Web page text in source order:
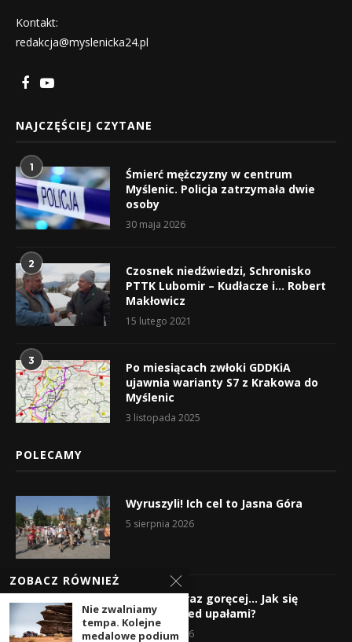
Kontakt:
redakcja@myslenicka24.pl
NAJCZĘŚCIEJ CZYTANE
1
Śmierć mężczyzny w centrum
Myślenic. Policja zatrzymała dwie
osoby
30 maja 2026
2
Czosnek niedźwiedzi, Schronisko
PTTK Lubomir – Kudłacze i… Robert
Makłowicz
15 lutego 2021
3
Po miesiącach zwłoki GDDKiA
ujawnia warianty S7 z Krakowa do
Myślenic
3 listopada 2025
POLECAMY
Wyruszyli! Ich cel to Jasna Góra
5 sierpnia 2026
Gorąco, coraz goręcej… Jak się
chronić przed upałami?
4 sierpnia 2026
ZOBACZ RÓWNIEŻ
Nie zwalniamy
tempa. Kolejne
medalowe podium